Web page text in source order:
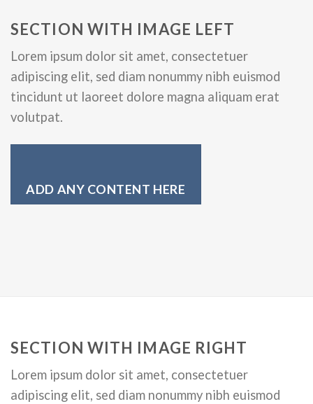
SECTION WITH IMAGE LEFT
Lorem ipsum dolor sit amet, consectetuer
adipiscing elit, sed diam nonummy nibh euismod
tincidunt ut laoreet dolore magna aliquam erat
volutpat.
ADD ANY CONTENT HERE
SECTION WITH IMAGE RIGHT
Lorem ipsum dolor sit amet, consectetuer
adipiscing elit, sed diam nonummy nibh euismod